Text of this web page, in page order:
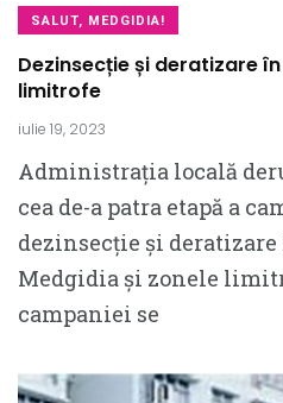
SALUT, MEDGIDIA!
Dezinsecție și deratizare
limitrofe
iulie 19, 2023
Administrația locală
cea de-a patra etapă a
dezinsecție și
Medgidia și zonele
campaniei se